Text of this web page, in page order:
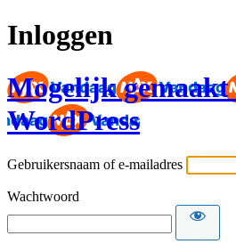
Inloggen
Mogelijk gemaakt
WordPress
Gebruikersnaam of e-mailadres
Wachtwoord